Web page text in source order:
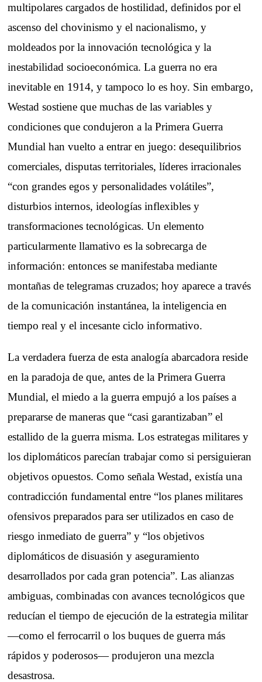
multipolares cargados de hostilidad, definidos por el
ascenso del chovinismo y el nacionalismo, y
moldeados por la innovación tecnológica y la
inestabilidad socioeconómica. La guerra no era
inevitable en 1914, y tampoco lo es hoy. Sin embargo,
Westad sostiene que muchas de las variables y
condiciones que condujeron a la Primera Guerra
Mundial han vuelto a entrar en juego: desequilibrios
comerciales, disputas territoriales, líderes irracionales
“con grandes egos y personalidades volátiles”,
disturbios internos, ideologías inflexibles y
transformaciones tecnológicas. Un elemento
particularmente llamativo es la sobrecarga de
información: entonces se manifestaba mediante
montañas de telegramas cruzados; hoy aparece a través
de la comunicación instantánea, la inteligencia en
tiempo real y el incesante ciclo informativo.
La verdadera fuerza de esta analogía abarcadora reside
en la paradoja de que, antes de la Primera Guerra
Mundial, el miedo a la guerra empujó a los países a
prepararse de maneras que “casi garantizaban” el
estallido de la guerra misma. Los estrategas militares y
los diplomáticos parecían trabajar como si persiguieran
objetivos opuestos. Como señala Westad, existía una
contradicción fundamental entre “los planes militares
ofensivos preparados para ser utilizados en caso de
riesgo inmediato de guerra” y “los objetivos
diplomáticos de disuasión y aseguramiento
desarrollados por cada gran potencia”. Las alianzas
ambiguas, combinadas con avances tecnológicos que
reducían el tiempo de ejecución de la estrategia militar
—como el ferrocarril o los buques de guerra más
rápidos y poderosos— produjeron una mezcla
desastrosa.